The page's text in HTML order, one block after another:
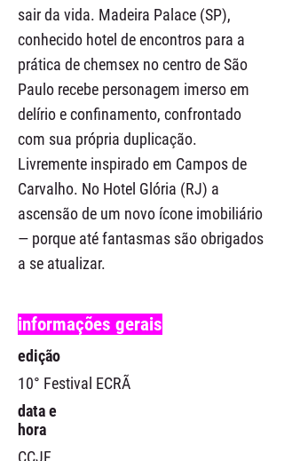
sair da vida. Madeira Palace (SP),
conhecido hotel de encontros para a
prática de chemsex no centro de São
Paulo recebe personagem imerso em
delírio e confinamento, confrontado
com sua própria duplicação.
Livremente inspirado em Campos de
Carvalho. No Hotel Glória (RJ) a
ascensão de um novo ícone imobiliário
— porque até fantasmas são obrigados
a se atualizar.
informações gerais
edição
10° Festival ECRÃ
data e
hora
CCJF